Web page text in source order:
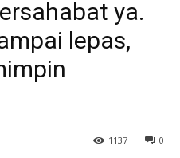
ya.
lepas,
0
1137